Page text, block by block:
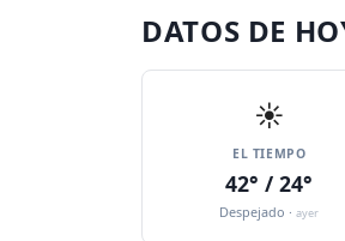
DATOS DE
☀️
EL TIEMPO
42° / 24°
Despejado ·ayer